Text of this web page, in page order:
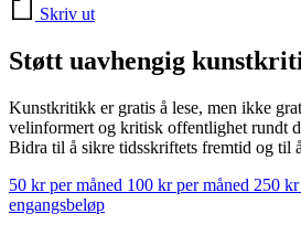
Skriv ut
Støtt uavhengig
Kunstkritikk er gratis å lese, men ikke
velinformert og kritisk offentlighet rundt
Bidra til å sikre tidsskriftets fremtid og til
50 kr per måned 100 kr per måned 250
engangsbeløp